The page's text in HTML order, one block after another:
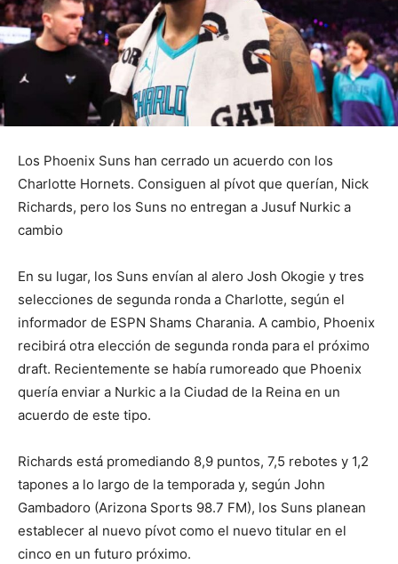
Los Phoenix Suns han cerrado un acuerdo con los
Charlotte Hornets. Consiguen al pívot que querían, Nick
Richards, pero los Suns no entregan a Jusuf Nurkic a
cambio
En su lugar, los Suns envían al alero Josh Okogie y tres
selecciones de segunda ronda a Charlotte, según el
informador de ESPN Shams Charania. A cambio, Phoenix
recibirá otra elección de segunda ronda para el próximo
draft. Recientemente se había rumoreado que Phoenix
quería enviar a Nurkic a la Ciudad de la Reina en un
acuerdo de este tipo.
Richards está promediando 8,9 puntos, 7,5 rebotes y 1,2
tapones a lo largo de la temporada y, según John
Gambadoro (Arizona Sports 98.7 FM), los Suns planean
establecer al nuevo pívot como el nuevo titular en el
cinco en un futuro próximo.